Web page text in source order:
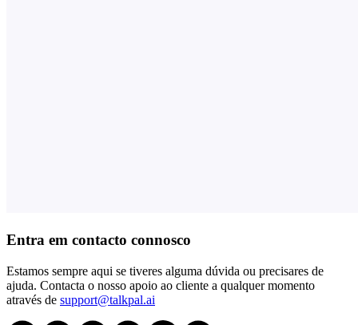
Entra em contacto connosco
Estamos sempre aqui se tiveres alguma dúvida ou precisares de
ajuda. Contacta o nosso apoio ao cliente a qualquer momento
através de support@talkpal.ai